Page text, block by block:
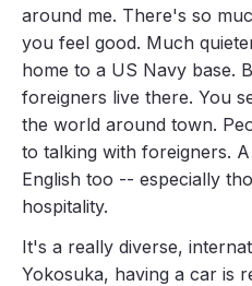
around me. There's so
you feel good. Much
home to a US Navy base.
foreigners live there. You
the world around town.
to talking with foreigners.
English too -- especially
hospitality.
It's a really diverse,
Yokosuka, having a car is